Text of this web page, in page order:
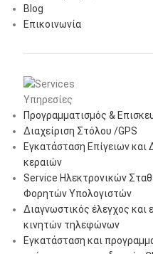
Blog
Επικοινωνία
Υπηρεσίες
Προγραμματισμός &
Διαχείριση Στόλου /GPS
Εγκατάσταση Επίγειων
κεραιών
Service Ηλεκτρονικών
Φορητών Υπολογιστών
Διαγνωστικός έλεγχος και
κινητών τηλεφώνων
Εγκατάσταση και